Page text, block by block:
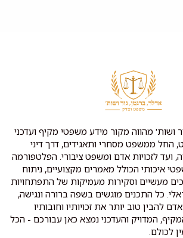
ושות' מהווה מקור מידע משפטי מקיף ועדכני
החל ממשפט מסחרי ותאגידים, דרך דיני
ועד לזכויות אדם ומשפט ציבורי. הפלטפורמה
איכותי הכולל מאמרים מקצועיים, ניתוח
מעשיים וסקירות מעמיקות של התפתחויות
כל התכנים מוגשים בשפה ברורה ונגישה,
להבין טוב יותר את זכויותיו וחובותיו
המדויק והעדכני נמצא כאן עבורכם - הכל
לכולם.